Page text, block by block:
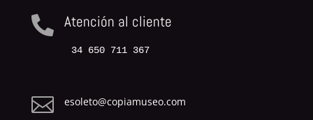
 Atención al cliente
34 650 711 367

esoleto@copiamuseo.com